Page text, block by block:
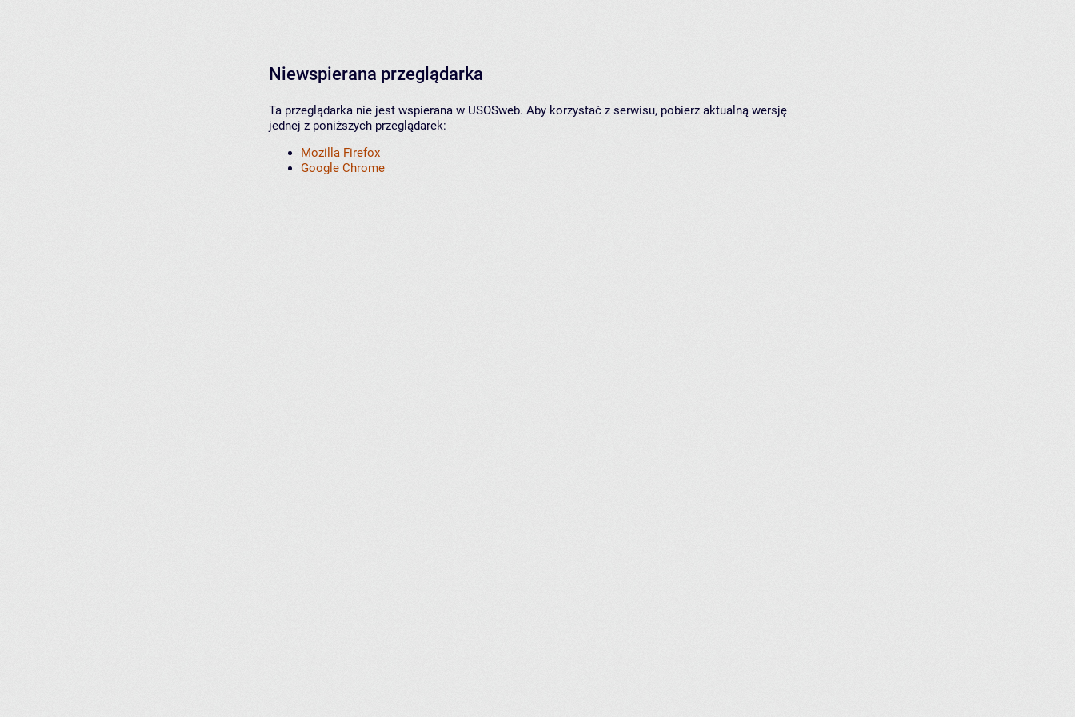
Niewspierana przeglądarka
Ta przeglądarka nie jest wspierana w USOSweb. Aby korzystać z serwisu, pobierz aktualną wersję
jednej z poniższych przeglądarek:
Mozilla Firefox
Google Chrome